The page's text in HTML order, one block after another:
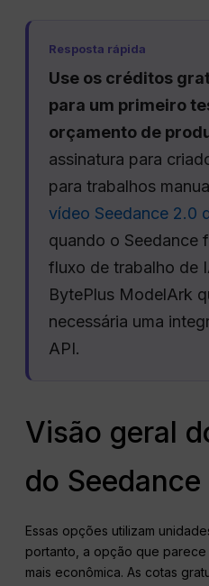
Resposta rápida
Use os créditos
para um primeiro
orçamento de
assinatura para
para trabalhos
vídeo Seedance 2.0
quando o Seedance
fluxo de trabalho de
BytePlus ModelArk
necessária uma
API.
Visão geral
do
Essas opções utilizam
portanto, a opção que parece
mais econômica. As cotas